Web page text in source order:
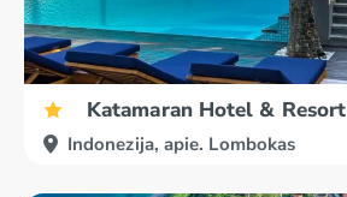
Katamaran Hotel & Resort
Indonezija, apie. Lombokas